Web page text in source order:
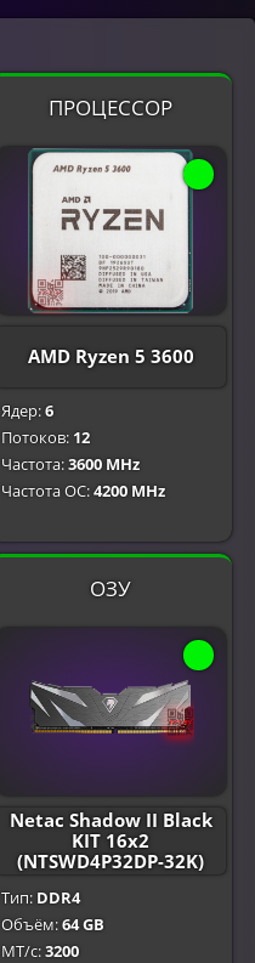
ПРОЦЕССОР
AMD Ryzen 5 3600
Ядер:6
Потоков: 12
Частота:3600 MHz
Частота OC:4200 MHz
ОЗУ
Netac Shadow II Black
KIT 16x2
(NTSWD4P32DP-32K)
Тип: DDR4
Объём:64 GB
МТ/с:3200